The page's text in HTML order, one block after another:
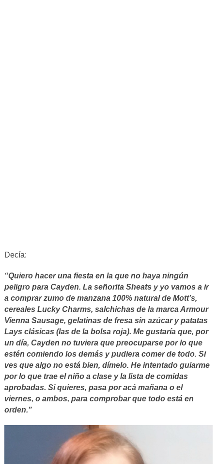
Decía:
“Quiero hacer una fiesta en la que no haya ningún
peligro para Cayden. La señorita Sheats y yo vamos a ir
a comprar zumo de manzana 100% natural de Mott’s,
cereales Lucky Charms, salchichas de la marca Armour
Vienna Sausage, gelatinas de fresa sin azúcar y patatas
Lays clásicas (las de la bolsa roja). Me gustaría que, por
un día, Cayden no tuviera que preocuparse por lo que
estén comiendo los demás y pudiera comer de todo. Si
ves que algo no está bien, dímelo. He intentado guiarme
por lo que trae el niño a clase y la lista de comidas
aprobadas. Si quieres, pasa por acá mañana o el
viernes, o ambos, para comprobar que todo está en
orden.”